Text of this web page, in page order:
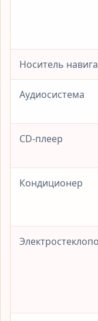
Носитель
Аудиосистема
CD-плеер
Кондиционер